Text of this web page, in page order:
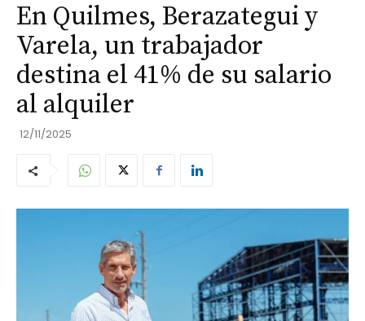
En Quilmes, Berazategui y
Varela, un trabajador
destina el 41% de su salario
al alquiler
12/11/2025